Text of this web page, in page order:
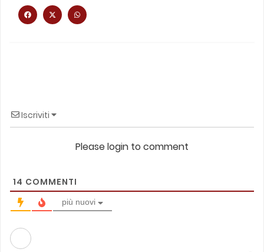
Iscriviti
Please login to comment
14 COMMENTI
più nuovi